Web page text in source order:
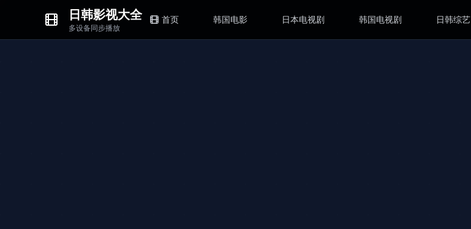
日韩影视大全
多设备同步播放
首页 韩国电影 日本电视剧 韩国电视剧 日韩综艺